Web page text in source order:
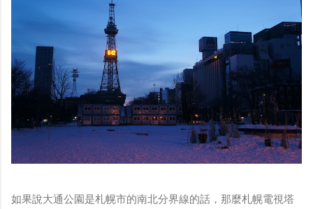
如果說大通公園是札幌市的南北分界線的話，那麼札幌電視塔